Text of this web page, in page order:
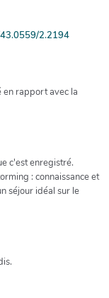
2.2194
en rapport avec la
c'est enregistré.
: connaissance et
séjour idéal sur le